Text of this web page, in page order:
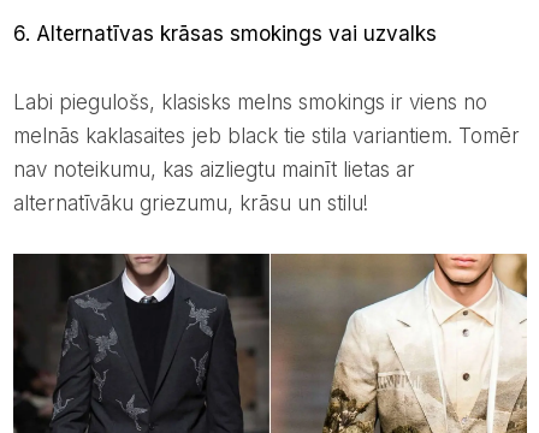
6. Alternatīvas krāsas smokings vai uzvalks
Labi piegulošs, klasisks melns smokings ir viens no
melnās kaklasaites jeb black tie stila variantiem. Tomēr
nav noteikumu, kas aizliegtu mainīt lietas ar
alternatīvāku griezumu, krāsu un stilu!